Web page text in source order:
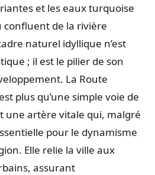
et les eaux turquoise
confluent de la rivière
naturel idyllique n’est
; il est le pilier de son
La Route
plus qu’une simple voie de
une artère vitale qui, malgré
pour le dynamisme
Elle relie la ville aux
assurant